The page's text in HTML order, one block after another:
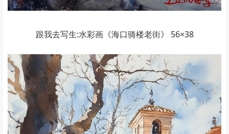
跟我去写生:水彩画《海口骑楼老街》 56×38